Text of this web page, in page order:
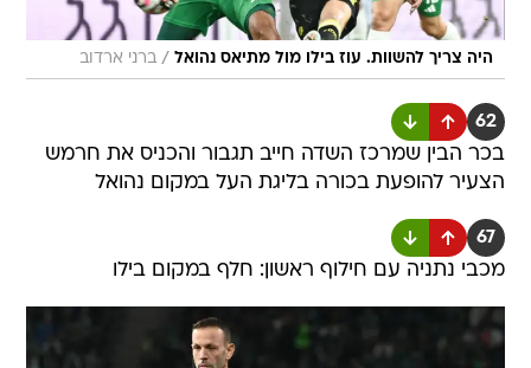
היה צריך להשוות. עוז בילו מול מתיאס נהואל / ברני ארדוב
62
בכר הבין שמרכז השדה חייב תגבור והכניס את חרמש
הצעיר להופעת בכורה בליגת העל במקום נהואל
67
מכבי נתניה עם חילוף ראשון: חלף במקום בילו